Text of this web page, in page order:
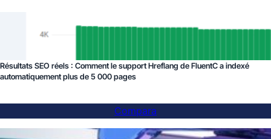
Résultats SEO réels : Comment le support Hreflang de FluentC a indexé
automatiquement plus de 5 000 pages
Compara